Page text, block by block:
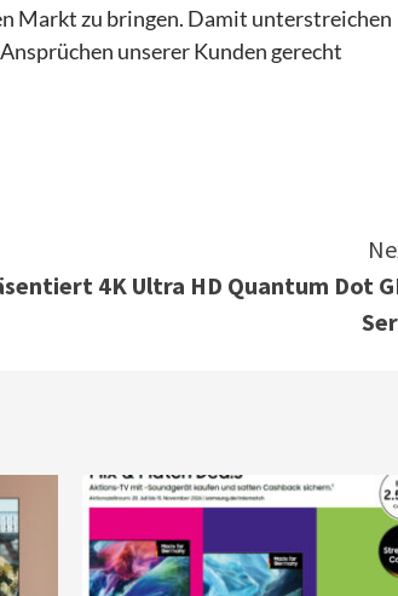
Markt zu bringen. Damit unterstreichen
unserer Kunden gerecht
4K Ultra HD Quantum Dot